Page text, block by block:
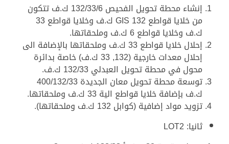
إنشاء محطة تحويل الفحيص 132/33/6 ك.ف تتكون
من خلايا قواطع GIS 132 ك.ف وخلايا قواطع 33
ك.ف وخلايا قواطع 6 ك.ف وملحقاتها.
إحلال خلايا قواطع 33 ك.ف وملحقاتها بالإضافة الى
إحلال معدات خارجية (132, 33 ك.ف) خاصة بدائرة
محول في محطة تحويل العبدلي 132/33 ك.ف.
توسعة محطة تحويل معان الجديدة 400/132/33
ك.ف بإضافة خلايا قواطع الية 33 ك.ف وملحقاتها.
تزويد مواد إضافية (كوابل 132 ك.ف وملحقاتها).
ثانيا: LOT2